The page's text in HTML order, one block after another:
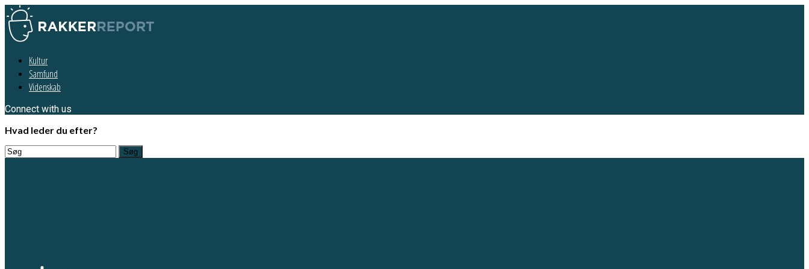
Kultur
Samfund
Videnskab
Connect with us
Hvad leder du efter?